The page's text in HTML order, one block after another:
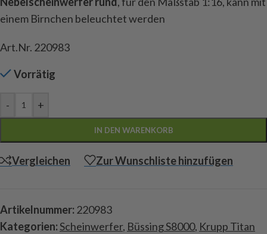
einem Birnchen beleuchtet werden
Art.Nr. 220983
Vorrätig
- +
IN DEN WARENKORB
Vergleichen Zur Wunschliste hinzufügen
Artikelnummer: 220983
Kategorien:Scheinwerfer, Büssing S8000, Krupp Titan